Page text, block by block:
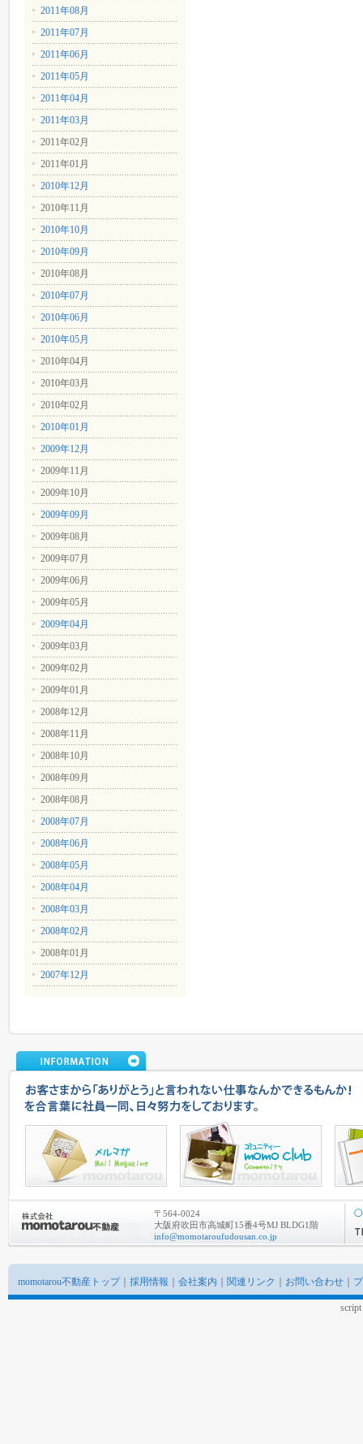
2011年08月
2011年07月
2011年06月
2011年05月
2011年04月
2011年03月
2011年02月
2011年01月
2010年12月
2010年11月
2010年10月
2010年09月
2010年08月
2010年07月
2010年06月
2010年05月
2010年04月
2010年03月
2010年02月
2010年01月
2009年12月
2009年11月
2009年10月
2009年09月
2009年08月
2009年07月
2009年06月
2009年05月
2009年04月
2009年03月
2009年02月
2009年01月
2008年12月
2008年11月
2008年10月
2008年09月
2008年08月
2008年07月
2008年06月
2008年05月
2008年04月
2008年03月
2008年02月
2008年01月
2007年12月
〒564-0024
大阪府吹田市高城町15番4号MJ BLDG1階
info@momotaroufudousan.co.jp
momotarou不動産トップ｜ 採用情報 会社案内 関連リンク お問い合わせ